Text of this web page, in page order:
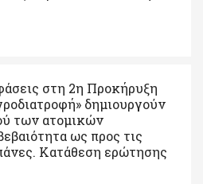
στη 2η Προκήρυξη
δημιουργούν
των ατομικών
ως προς τις
Κατάθεση ερώτησης